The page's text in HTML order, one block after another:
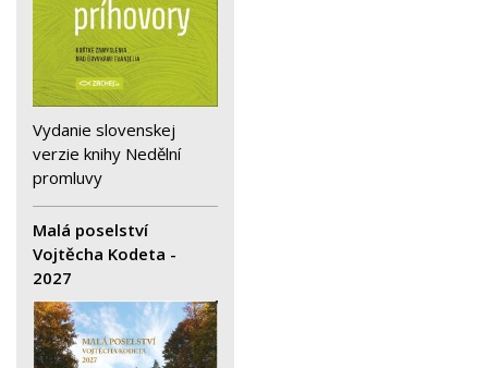
Vydanie slovenskej
verzie knihy Nedělní
promluvy
Malá poselství
Vojtěcha Kodeta -
2027